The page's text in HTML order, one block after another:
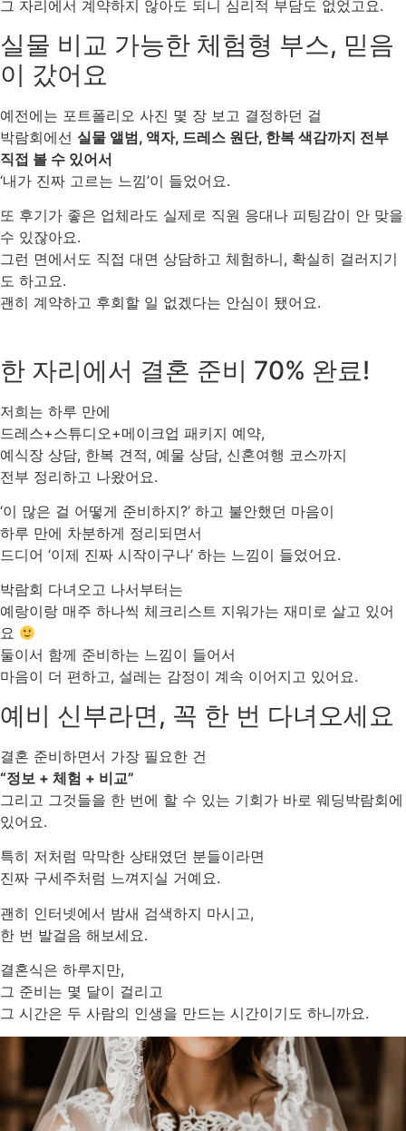
그 자리에서 계약하지 않아도 되니 심리적 부담도 없었고요.
실물 비교 가능한 체험형 부스, 믿음
이 갔어요
예전에는 포트폴리오 사진 몇 장 보고 결정하던 걸
박람회에선 실물 앨범, 액자, 드레스 원단, 한복 색감까지 전부
직접 볼 수 있어서
‘내가 진짜 고르는 느낌’이 들었어요.
또 후기가 좋은 업체라도 실제로 직원 응대나 피팅감이 안 맞을
수 있잖아요.
그런 면에서도 직접 대면 상담하고 체험하니, 확실히 걸러지기
도 하고요.
괜히 계약하고 후회할 일 없겠다는 안심이 됐어요.
한 자리에서 결혼 준비 70% 완료!
저희는 하루 만에
드레스+스튜디오+메이크업 패키지 예약,
예식장 상담, 한복 견적, 예물 상담, 신혼여행 코스까지
전부 정리하고 나왔어요.
‘이 많은 걸 어떻게 준비하지?’ 하고 불안했던 마음이
하루 만에 차분하게 정리되면서
드디어 ‘이제 진짜 시작이구나’ 하는 느낌이 들었어요.
박람회 다녀오고 나서부터는
예랑이랑 매주 하나씩 체크리스트 지워가는 재미로 살고 있어
요
둘이서 함께 준비하는 느낌이 들어서
마음이 더 편하고, 설레는 감정이 계속 이어지고 있어요.
예비 신부라면, 꼭 한 번 다녀오세요
결혼 준비하면서 가장 필요한 건
“정보 + 체험 + 비교”
그리고 그것들을 한 번에 할 수 있는 기회가 바로 웨딩박람회에
있어요.
특히 저처럼 막막한 상태였던 분들이라면
진짜 구세주처럼 느껴지실 거예요.
괜히 인터넷에서 밤새 검색하지 마시고,
한 번 발걸음 해보세요.
결혼식은 하루지만,
그 준비는 몇 달이 걸리고
그 시간은 두 사람의 인생을 만드는 시간이기도 하니까요.